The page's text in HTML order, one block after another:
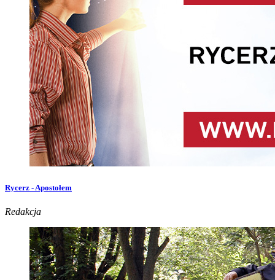
Rycerz - Apostołem
Redakcja